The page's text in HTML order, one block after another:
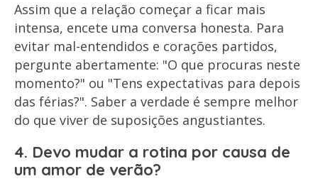
Assim que a relação começar a ficar mais
intensa, encete uma conversa honesta. Para
evitar mal-entendidos e corações partidos,
pergunte abertamente: "O que procuras neste
momento?" ou "Tens expectativas para depois
das férias?". Saber a verdade é sempre melhor
do que viver de suposições angustiantes.
4. Devo mudar a rotina por causa de
um amor de verão?